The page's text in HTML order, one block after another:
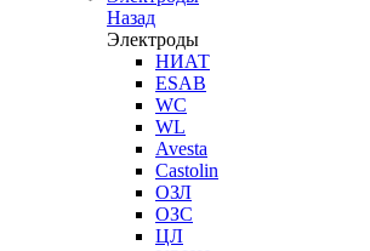
Назад
Электроды
НИАТ
ESAB
WC
WL
Avesta
Castolin
ОЗЛ
ОЗС
ЦЛ